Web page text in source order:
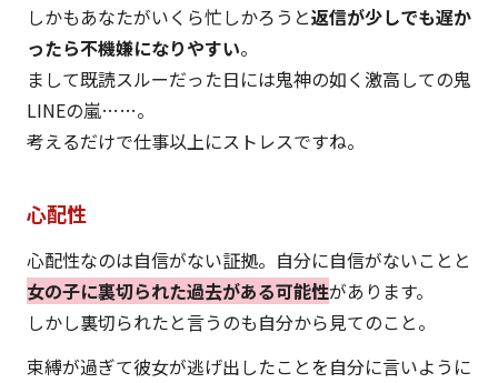
しかもあなたがいくら忙しかろうと返信が少しでも遅か
ったら不機嫌になりやすい。
まして既読スルーだった日には鬼神の如く激高しての鬼
LINEの嵐……。
考えるだけで仕事以上にストレスですね。
心配性
心配性なのは自信がない証拠。自分に自信がないことと
女の子に裏切られた過去がある可能性があります。
しかし裏切られたと言うのも自分から見てのこと。
束縛が過ぎて彼女が逃げ出したことを自分に言いように